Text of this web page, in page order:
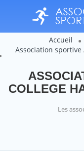
Accueil
Association sportive
COLLEGE
Les